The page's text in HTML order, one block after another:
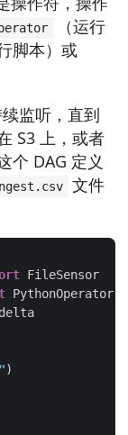
（运行
脚本）或
监听，直到
S3 上，或者
个 DAG 定义
文件